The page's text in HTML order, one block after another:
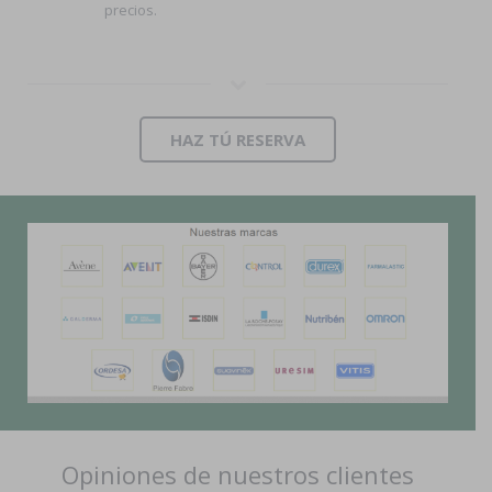
precios.
HAZ TÚ RESERVA
Opiniones de nuestros clientes